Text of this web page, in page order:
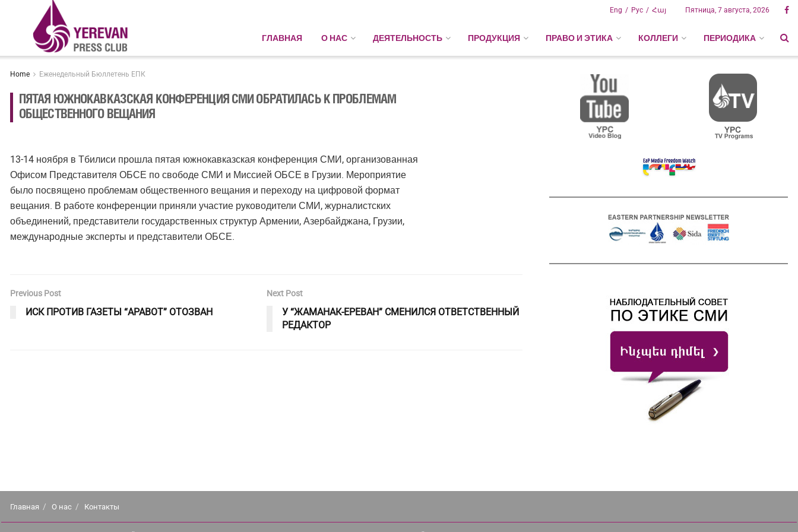
Рус Հայ
Eng Пятница, 7 августа, 2026
ГЛАВНАЯ О НАС ДЕЯТЕЛЬНОСТЬ ПРОДУКЦИЯ ПРАВО И ЭТИКА КОЛЛЕГИ ПЕРИОДИКА
Home Еженедельный Бюллетень ЕПК
ПЯТАЯ ЮЖНОКАВКАЗСКАЯ КОНФЕРЕНЦИЯ СМИ ОБРАТИЛАСЬ К ПРОБЛЕМАМ
ОБЩЕСТВЕННОГО ВЕЩАНИЯ
13-14 ноября в Тбилиси прошла пятая южнокавказская конференция СМИ, организованная
Офисом Представителя ОБСЕ по свободе СМИ и Миссией ОБСЕ в Грузии. Мероприятие
было посвящено проблемам общественного вещания и переходу на цифровой формат
вещания. В работе конференции приняли участие руководители СМИ, журналистских
объединений, представители государственных структур Армении, Азербайджана, Грузии,
международные эксперты и представители ОБСЕ.
Previous Post
ИСК ПРОТИВ ГАЗЕТЫ “АРАВОТ” ОТОЗВАН
Next Post
У “ЖАМАНАК-ЕРЕВАН” СМЕНИЛСЯ ОТВЕТСТВЕННЫЙ
РЕДАКТОР
Главная О нас Контакты